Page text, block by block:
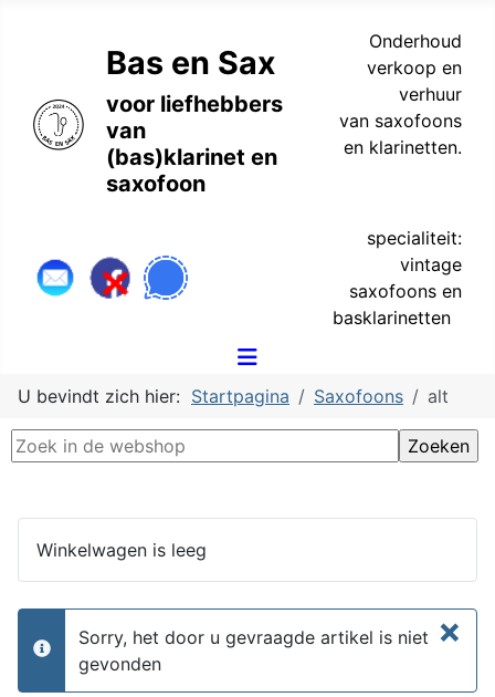
Bas en Sax
voor liefhebbers
van
(bas)klarinet en
saxofoon
Onderhoud
verkoop en
verhuur
van saxofoons
en klarinetten.
specialiteit:
vintage
saxofoons en
basklarinetten
U bevindt zich hier: Startpagina Saxofoons alt
Winkelwagen is leeg
×
info
Sorry, het door u gevraagde artikel is niet
gevonden